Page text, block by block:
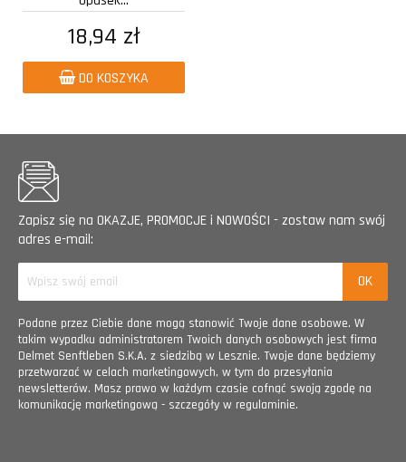
18,94 zł
DO KOSZYKA
Zapisz się na OKAZJE, PROMOCJE i NOWOŚCI - zostaw nam swój
adres e-mail:
Podane przez Ciebie dane mogą stanowić Twoje dane osobowe. W
takim wypadku administratorem Twoich danych osobowych jest firma
Delmet Senftleben S.K.A. z siedzibą w Lesznie. Twoje dane będziemy
przetwarzać w celach marketingowych, w tym do przesyłania
newsletterów. Masz prawo w każdym czasie cofnąć swoją zgodę na
komunikację marketingową - szczegóły w regulaminie.